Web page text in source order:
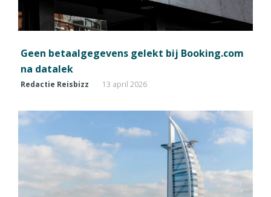
Geen betaalgegevens gelekt bij Booking.com
na datalek
Redactie Reisbizz 13 april 2026